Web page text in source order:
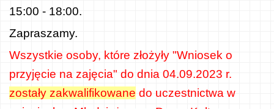
15:00 - 18:00.
Zapraszamy.
Wszystkie osoby, które złożyły "Wniosek o
przyjęcie na zajęcia" do dnia 04.09.2023 r.
zostały zakwalifikowane do uczestnictwa w